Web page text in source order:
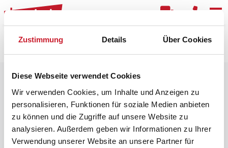
Zustimmung Details Über Cookies
Diese Webseite verwendet Cookies
Wir verwenden Cookies, um Inhalte und Anzeigen zu
personalisieren, Funktionen für soziale Medien anbieten
zu können und die Zugriffe auf unsere Website zu
analysieren. Außerdem geben wir Informationen zu Ihrer
Verwendung unserer Website an unsere Partner für
Filter Raster